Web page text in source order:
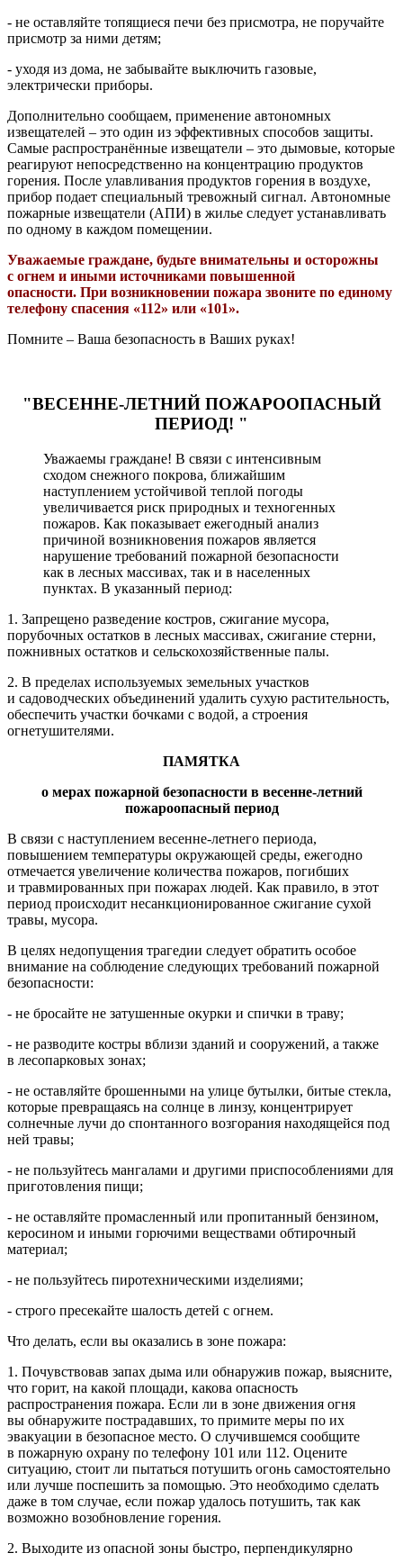
- не оставляйте топящиеся печи без присмотра, не поручайте
присмотр за ними детям;
- уходя из дома, не забывайте выключить газовые,
электрически приборы.
Дополнительно сообщаем, применение автономных
извещателей – это один из эффективных способов защиты.
Самые распространённые извещатели – это дымовые, которые
реагируют непосредственно на концентрацию продуктов
горения. После улавливания продуктов горения в воздухе,
прибор подает специальный тревожный сигнал. Автономные
пожарные извещатели (АПИ) в жилье следует устанавливать
по одному в каждом помещении.
Уважаемые граждане, будьте внимательны и осторожны
с огнем и иными источниками повышенной
опасности. При возникновении пожара звоните по единому
телефону спасения «112» или «101».
Помните – Ваша безопасность в Ваших руках!
"ВЕСЕННЕ-ЛЕТНИЙ ПОЖАРООПАСНЫЙ
ПЕРИОД! "
Уважаемы граждане! В связи с интенсивным
сходом снежного покрова, ближайшим
наступлением устойчивой теплой погоды
увеличивается риск природных и техногенных
пожаров. Как показывает ежегодный анализ
причиной возникновения пожаров является
нарушение требований пожарной безопасности
как в лесных массивах, так и в населенных
пунктах. В указанный период:
1. Запрещено разведение костров, сжигание мусора,
порубочных остатков в лесных массивах, сжигание стерни,
пожнивных остатков и сельскохозяйственные палы.
2. В пределах используемых земельных участков
и садоводческих объединений удалить сухую растительность,
обеспечить участки бочками с водой, а строения
огнетушителями.
ПАМЯТКА
о мерах пожарной безопасности в весенне-летний
пожароопасный период
В связи с наступлением весенне-летнего периода,
повышением температуры окружающей среды, ежегодно
отмечается увеличение количества пожаров, погибших
и травмированных при пожарах людей. Как правило, в этот
период происходит несанкционированное сжигание сухой
травы, мусора.
В целях недопущения трагедии следует обратить особое
внимание на соблюдение следующих требований пожарной
безопасности:
- не бросайте не затушенные окурки и спички в траву;
- не разводите костры вблизи зданий и сооружений, а также
в лесопарковых зонах;
- не оставляйте брошенными на улице бутылки, битые стекла,
которые превращаясь на солнце в линзу, концентрирует
солнечные лучи до спонтанного возгорания находящейся под
ней травы;
- не пользуйтесь мангалами и другими приспособлениями для
приготовления пищи;
- не оставляйте промасленный или пропитанный бензином,
керосином и иными горючими веществами обтирочный
материал;
- не пользуйтесь пиротехническими изделиями;
- строго пресекайте шалость детей с огнем.
Что делать, если вы оказались в зоне пожара:
1. Почувствовав запах дыма или обнаружив пожар, выясните,
что горит, на какой площади, какова опасность
распространения пожара. Если ли в зоне движения огня
вы обнаружите пострадавших, то примите меры по их
эвакуации в безопасное место. О случившемся сообщите
в пожарную охрану по телефону 101 или 112. Оцените
ситуацию, стоит ли пытаться потушить огонь самостоятельно
или лучше поспешить за помощью. Это необходимо сделать
даже в том случае, если пожар удалось потушить, так как
возможно возобновление горения.
2. Выходите из опасной зоны быстро, перпендикулярно